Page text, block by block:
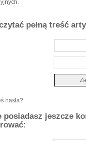
pełną treść
hasła?
posiadasz jeszcze